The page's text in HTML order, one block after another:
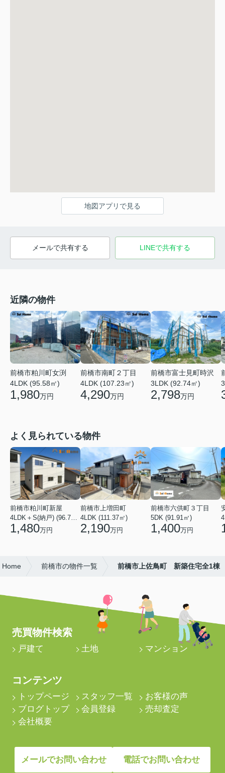
地図アプリで見る
メールで共有する LINEで共有する
近隣の物件
前橋市粕川町女渕
4LDK (95.58㎡)
1,980万円
前橋市南町２丁目
4LDK (107.23㎡)
4,290万円
前橋市富士見町時沢
3LDK (92.74㎡)
2,798万円
よく見られている物件
前橋市粕川町新屋
4LDK＋S(納戸) (96.78㎡)
1,480万円
前橋市上増田町
4LDK (111.37㎡)
2,190万円
前橋市六供町３丁目
5DK (91.91㎡)
1,400万円
Home 前橋市の物件一覧 前橋市上佐鳥町 新築住宅全1棟
売買物件検索
戸建て 土地 マンション
コンテンツ
トップページ スタッフ一覧
お客様の声
ブログトップ
会員登録
売却査定
会社概要
メールでお問い合わせ 電話でお問い合わせ